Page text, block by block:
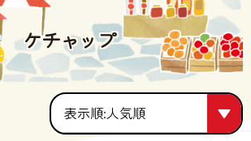
ケチャップ
人気順